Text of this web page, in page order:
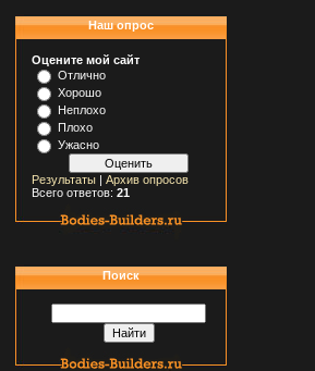
Наш опрос
Оцените мой сайт
Отлично
Хорошо
Неплохо
Плохо
Ужасно
Результаты| Архив опросов
Всего ответов: 21
Поиск